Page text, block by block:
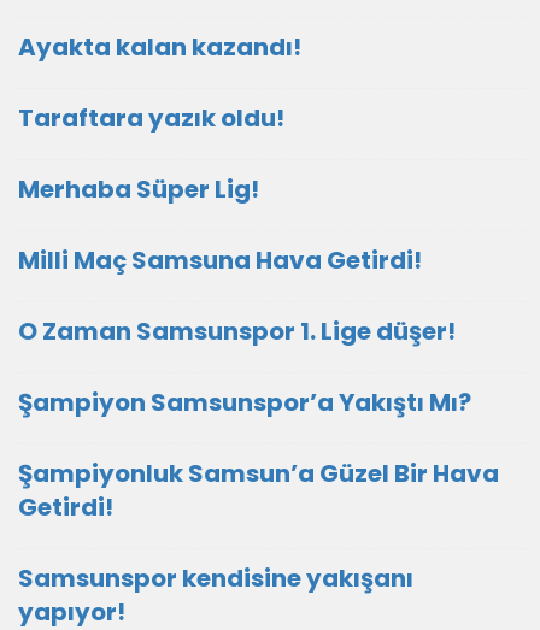
Ayakta kalan kazandı!
Taraftara yazık oldu!
Merhaba Süper Lig!
Milli Maç Samsuna Hava Getirdi!
O Zaman Samsunspor 1. Lige düşer!
Şampiyon Samsunspor’a Yakıştı Mı?
Şampiyonluk Samsun’a Güzel Bir Hava
Getirdi!
Samsunspor kendisine yakışanı
yapıyor!